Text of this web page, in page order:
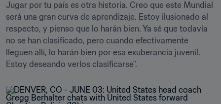
Jugar por tu país es otra historia. Creo que este Mundial
será una gran curva de aprendizaje. Estoy ilusionado al
respecto, y pienso que lo harán bien. Ya sé que todavía
no se han clasificado, pero cuando efectivamente
lleguen allí, lo harán bien por esa exuberancia juvenil.
Estoy deseando verlos clasificarse".